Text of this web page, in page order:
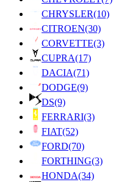
CHRYSLER(10)
CITROEN(30)
CORVETTE(3)
CUPRA(17)
DACIA(71)
DODGE(9)
DS(9)
FERRARI(3)
FIAT(52)
FORD(70)
FORTHING(3)
HONDA(34)